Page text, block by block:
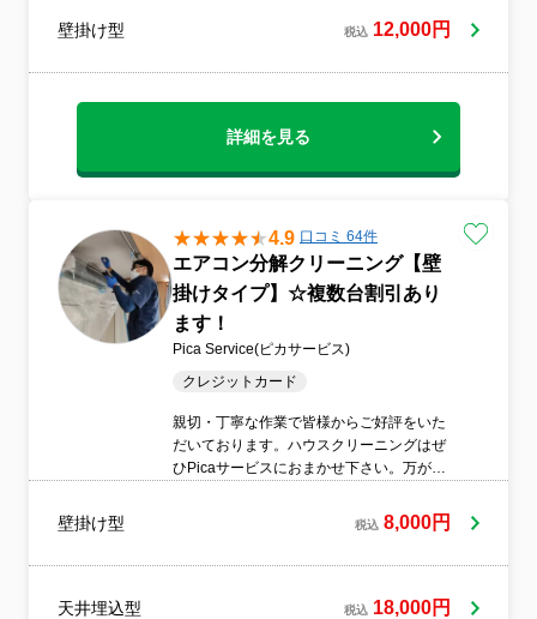
壁掛け型 税込 12,000円
詳細を見る
4.9 口コミ 64件
エアコン分解クリーニング【壁
掛けタイプ】☆複数台割引あり
ます！
Pica Service(ピカサービス)
クレジットカード
親切・丁寧な作業で皆様からご好評をいた
だいております。ハウスクリーニングはぜ
ひPicaサービスにおまかせ下さい。万が一
壁掛け型 税込 8,000円
天井埋込型 税込 18,000円